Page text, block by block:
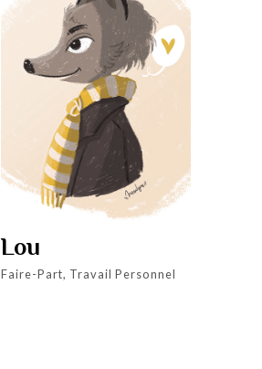
Lou
Faire-Part, Travail Personnel